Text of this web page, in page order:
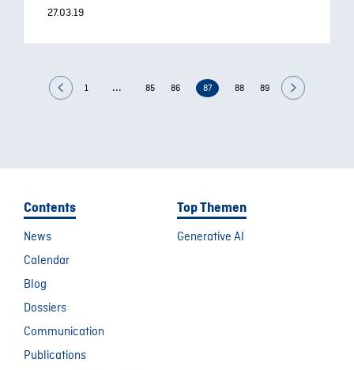
27.03.19
1 ... 85 86 87 88 89
Contents
News
Calendar
Blog
Dossiers
Communication
Publications
Top Themen
Generative AI